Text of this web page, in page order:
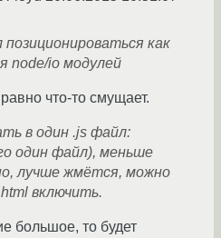
как
node/io модулей
что-то смущает.
в один .js файл:
один файл), меньше
лучше жмётся, можно
включить.
большое, то будет